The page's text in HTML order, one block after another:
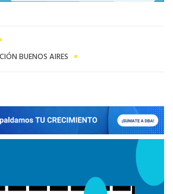
BUENOS AIRES